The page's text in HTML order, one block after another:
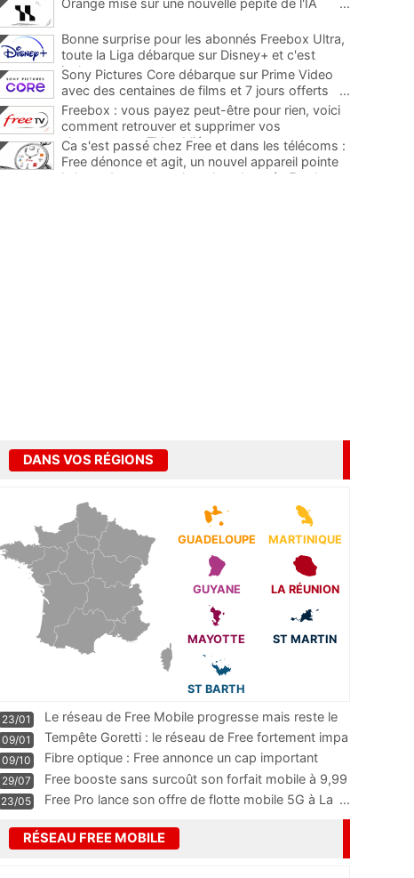
Orange mise sur une nouvelle pépite de l'IA ...
Bonne surprise pour les abonnés Freebox Ultra,
toute la Liga débarque sur Disney+ et c'est
inclus
Sony Pictures Core débarque sur Prime Video
avec des centaines de films et 7 jours offerts
...
Freebox : vous payez peut-être pour rien, voici
comment retrouver et supprimer vos
abonnements TV oubliés
...
Ca s'est passé chez Free et dans les télécoms :
Free dénonce et agit, un nouvel appareil pointe
le bout de son nez chez des abonnés Freebox...
DANS VOS RÉGIONS
GUADELOUPE MARTINIQUE
GUYANE LA RÉUNION
MAYOTTE ST MARTIN
ST BARTH
23/01
Le réseau de Free Mobile progresse mais reste le
m
...
09/01
Tempête Goretti : le réseau de Free fortement impa
09/10
Fibre optique : Free annonce un cap important
pass
...
29/07
Free booste sans surcoût son forfait mobile à 9,99
23/05 Free Pro lance son offre de flotte mobile 5G à La ...
RÉSEAU FREE MOBILE